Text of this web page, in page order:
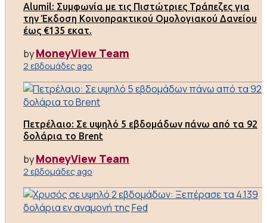
Alumil: Συμφωνία με τις Πιστώτριες Τράπεζες για
την Έκδοση Κοινοπρακτικού Ομολογιακού Δανείου
έως €135 εκατ.
byMoneyView Team
2 εβδομάδες ago
Πετρέλαιο: Σε υψηλό 5 εβδομάδων πάνω από τα 92
δολάρια το Brent
byMoneyView Team
2 εβδομάδες ago